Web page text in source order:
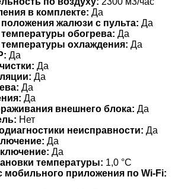
в комплекте: Да
положения жалюзи с пульта: Да
температуры обогрева: Да
температуры охлаждения: Да
Да
Да
Да
Да
Да
внешнего блока: Да
Нет
неисправности: Да
Да
Да
температуры: 1,0 °С
мобильного приложения по Wi-Fi: